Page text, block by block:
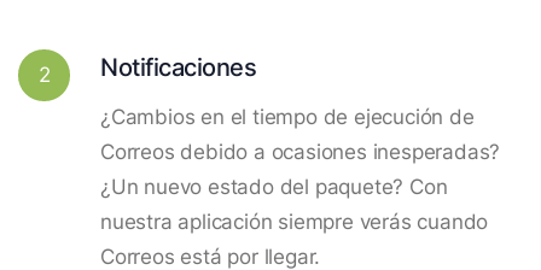
2 Notificaciones
¿Cambios en el tiempo de ejecución de
Correos debido a ocasiones inesperadas?
¿Un nuevo estado del paquete? Con
nuestra aplicación siempre verás cuando
Correos está por llegar.